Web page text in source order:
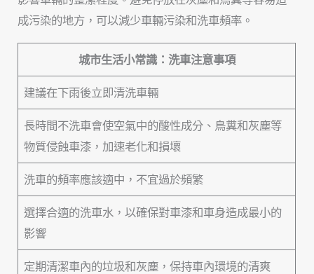
成污染的地方，可以減少車輛污染和洗車頻率。
城市生活小常識：洗車注意事項
建議在下雨後立即清洗車輛
長時間不洗車會使空氣中的酸性成分、鳥糞和灰塵等
物質侵蝕車漆，加速老化和損壞
洗車的頻率應該適中，不宜過於頻繁
選擇合適的洗車水，以確保對車漆和車身造成最小的
影響
定期清潔車內的垃圾和灰塵，保持車內環境的清爽